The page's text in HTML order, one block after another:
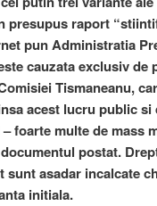
presupus raport
pun Administratia
cauzata exclusiv de
Tismaneanu,
acest lucru public
foarte multe de mass
postat.
asadar incalcate
initiala.